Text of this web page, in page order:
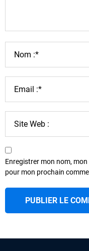
Enregistrer mon nom,
pour mon prochain